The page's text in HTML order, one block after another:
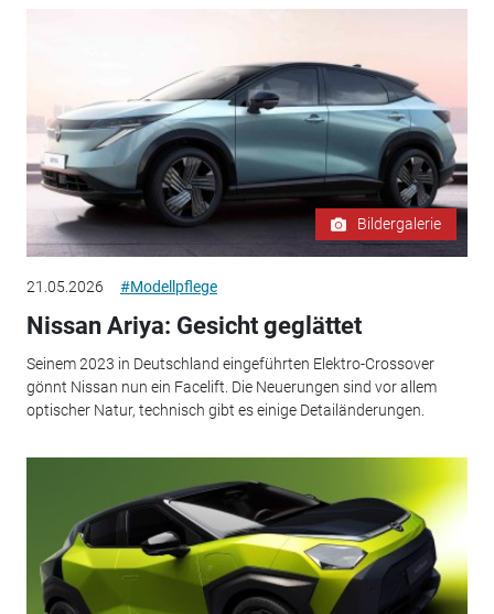
Bildergalerie
21.05.2026 #Modellpflege
Nissan Ariya: Gesicht geglättet
Seinem 2023 in Deutschland eingeführten Elektro-Crossover
gönnt Nissan nun ein Facelift. Die Neuerungen sind vor allem
optischer Natur, technisch gibt es einige Detailänderungen.